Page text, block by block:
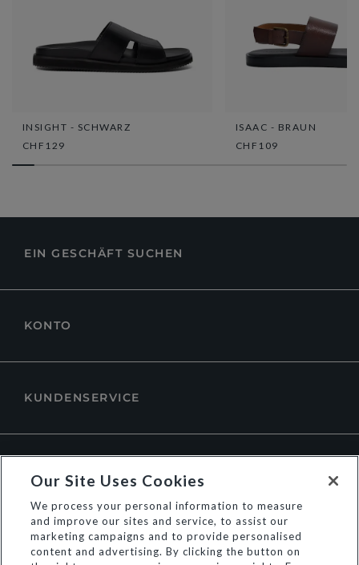
INSIGHT - SCHWARZ
CHF129
ISAAC - BRAUN
CHF109
EIN GESCHÄFT SUCHEN
KONTO
KUNDENSERVICE
Our Site Uses Cookies
We process your personal information to measure
and improve our sites and service, to assist our
marketing campaigns and to provide personalised
content and advertising. By clicking the button on